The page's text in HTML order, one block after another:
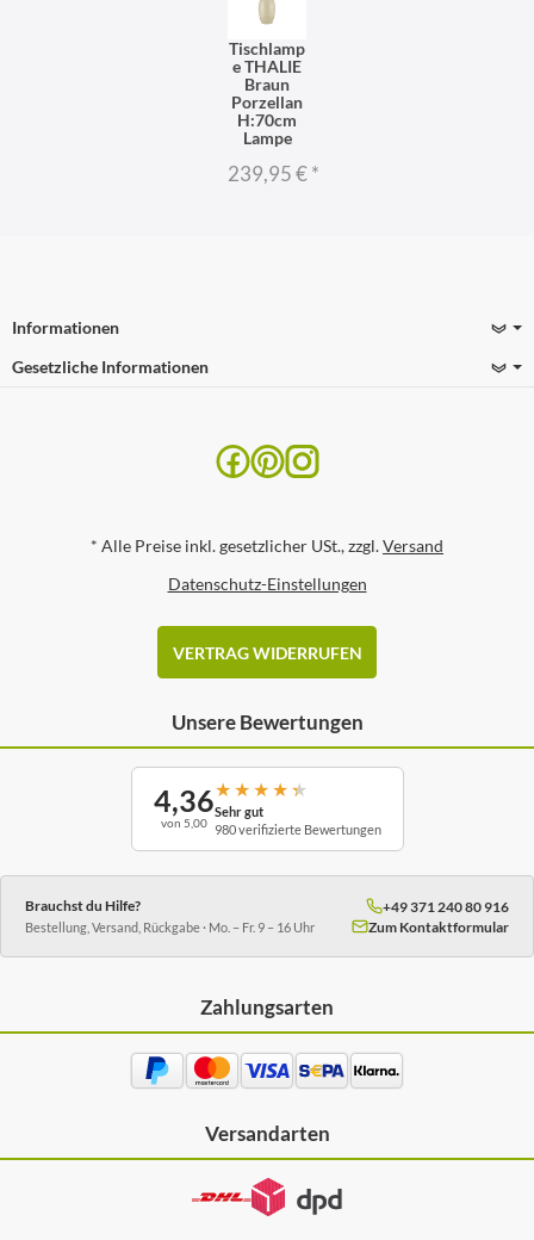
Tischlamp
e THALIE
Braun
Porzellan
H:70cm
Lampe
239,95 €*
Informationen
Gesetzliche Informationen
* Alle Preise inkl. gesetzlicher USt., zzgl.Versand
Datenschutz-Einstellungen
VERTRAG WIDERRUFEN
Unsere Bewertungen
4,36
von 5,00
★ ★ ★ ★ ★
Sehr gut
980 verifizierte Bewertungen
Brauchst du Hilfe?
Bestellung, Versand, Rückgabe · Mo. – Fr. 9 – 16 Uhr
+49 371 240 80 916
Zum Kontaktformular
Zahlungsarten
Versandarten